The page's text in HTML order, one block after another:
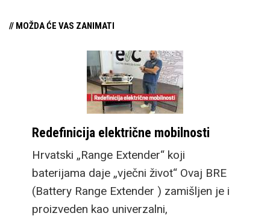
// MOŽDA ĆE VAS ZANIMATI
Redefinicija električne mobilnosti
Hrvatski „Range Extender“ koji
baterijama daje „vječni život“ Ovaj BRE
(Battery Range Extender ) zamišljen je i
proizveden kao univerzalni,